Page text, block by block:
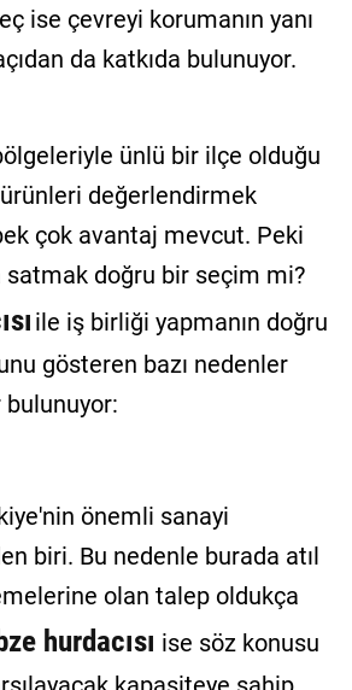
ise çevreyi korumanın yanı
da katkıda bulunuyor.
ünlü bir ilçe olduğu
değerlendirmek
çok avantaj mevcut. Peki
satmak doğru bir seçim mi?
ile iş birliği yapmanın doğru
gösteren bazı nedenler
bulunuyor:
önemli sanayi
biri. Bu nedenle burada atıl
olan talep oldukça
hurdacısı ise söz konusu